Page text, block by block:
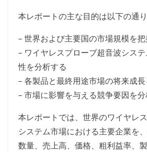
本レポートの主な目的は以下の通り
– 世界および主要国の市場規模を
– ワイヤレスプローブ超音波シス
性を分析する
– 各製品と最終用途市場の将来成
– 市場に影響を与える競争要因を
本レポートでは、世界のワイヤレ
システム市場における主要企業を
数量、売上高、価格、粗利益率、